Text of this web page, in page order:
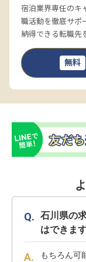
宿泊業界専任のキ
職活動を徹底サポ
納得できる転職先
無料
石川県の
はできま
もちろん可